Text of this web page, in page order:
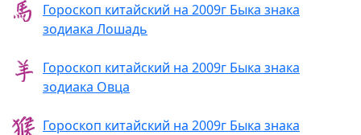
Гороскоп китайский на 2009г Быка знака
зодиака Лошадь
Гороскоп китайский на 2009г Быка знака
зодиака Овца
Гороскоп китайский на 2009г Быка знака